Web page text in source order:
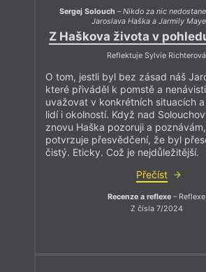
Sergej Solouch –Nikdo za nic
Jaroslava Haška a Jarmily
Z Haškova života v
Reflektuje Sylvie Richterová
O tom, jestli byl bez zásad náš
které přiváděl k pomstě a
uvažovat v konkrétních situacích
lidí i okolností. Když nad
znovu Haška pozoruji a
potvrzuje přesvědčení, že byl
čistý. Eticky. Což je nejdůležitější.
Přečíst
Recenze a reflexe – Reflexe
Z čísla 7/2024